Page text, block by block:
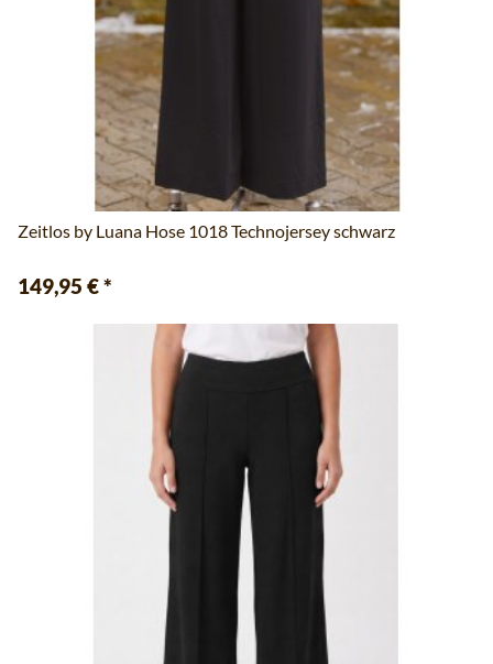
Zeitlos by Luana Hose 1018 Technojersey schwarz
149,95 €*